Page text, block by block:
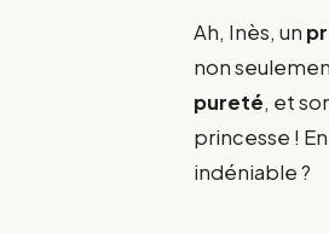
Ah, Inès, un
non
pureté, et
princesse !
indéniable ?